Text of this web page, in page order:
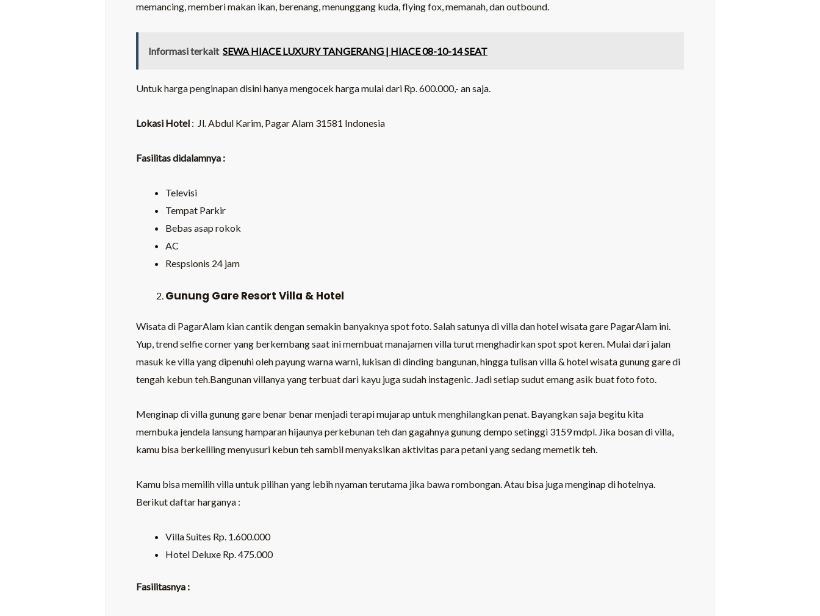
memancing, memberi makan ikan, berenang, menunggang kuda, flying fox, memanah, dan outbound.
Informasi terkait SEWA HIACE LUXURY TANGERANG | HIACE 08-10-14 SEAT
Untuk harga penginapan disini hanya mengocek harga mulai dari Rp. 600.000,- an saja.
Lokasi Hotel : Jl. Abdul Karim, Pagar Alam 31581 Indonesia
Fasilitas didalamnya :
Televisi
Tempat Parkir
Bebas asap rokok
AC
Respsionis 24 jam
Gunung Gare Resort Villa & Hotel
Wisata di PagarAlam kian cantik dengan semakin banyaknya spot foto. Salah satunya di villa dan hotel wisata gare PagarAlam ini.
Yup, trend selfie corner yang berkembang saat ini membuat manajamen villa turut menghadirkan spot spot keren. Mulai dari jalan
masuk ke villa yang dipenuhi oleh payung warna warni, lukisan di dinding bangunan, hingga tulisan villa & hotel wisata gunung gare di
tengah kebun teh.Bangunan villanya yang terbuat dari kayu juga sudah instagenic. Jadi setiap sudut emang asik buat foto foto.
Menginap di villa gunung gare benar benar menjadi terapi mujarap untuk menghilangkan penat. Bayangkan saja begitu kita
membuka jendela lansung hamparan hijaunya perkebunan teh dan gagahnya gunung dempo setinggi 3159 mdpl. Jika bosan di villa,
kamu bisa berkeliling menyusuri kebun teh sambil menyaksikan aktivitas para petani yang sedang memetik teh.
Kamu bisa memilih villa untuk pilihan yang lebih nyaman terutama jika bawa rombongan. Atau bisa juga menginap di hotelnya.
Berikut daftar harganya :
Villa Suites Rp. 1.600.000
Hotel Deluxe Rp. 475.000
Fasilitasnya :